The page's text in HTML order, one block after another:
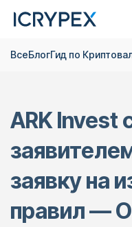
ВсеБлогГид по
ARK Invest
заявку на
правил —